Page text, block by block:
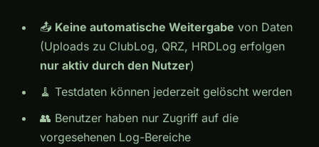
📤 Keine automatische Weitergabe von Daten
(Uploads zu ClubLog, QRZ, HRDLog erfolgen
nur aktiv durch den Nutzer)
🧹 Testdaten können jederzeit gelöscht werden
👥 Benutzer haben nur Zugriff auf die
vorgesehenen Log-Bereiche